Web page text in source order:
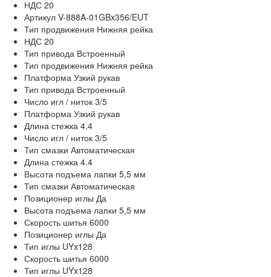
НДС 20
Артикул V-888A-01GBx356/EUT
Тип продвижения Нижняя рейка
НДС 20
Тип привода Встроенный
Тип продвижения Нижняя рейка
Платформа Узкий рукав
Тип привода Встроенный
Число игл / ниток 3/5
Платформа Узкий рукав
Длина стежка 4.4
Число игл / ниток 3/5
Тип смазки Автоматическая
Длина стежка 4.4
Высота подъема лапки 5,5 мм
Тип смазки Автоматическая
Позиционер иглы Да
Высота подъема лапки 5,5 мм
Скорость шитья 6000
Позиционер иглы Да
Тип иглы UYx128
Скорость шитья 6000
Тип иглы UYx128